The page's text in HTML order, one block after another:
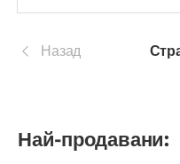
Назад
Най-продавани: